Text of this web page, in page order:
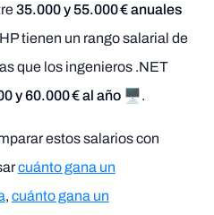
35.000 y 55.000 € anuales
tienen un rango salarial de
que los ingenieros .NET
y 60.000 € al año🖥️.
estos salarios con
cuánto gana un
, cuánto gana un